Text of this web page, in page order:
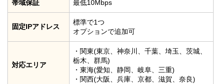
帯域保証 最低10Mbps
固定IPアドレス
標準で1つ
オプションで追加可
対応エリア
・関東(東京、神奈川、千葉、埼玉、茨城、
栃木、群馬)
・東海(愛知、静岡、岐阜、三重)
・関西(大阪、兵庫、京都、滋賀、奈良)